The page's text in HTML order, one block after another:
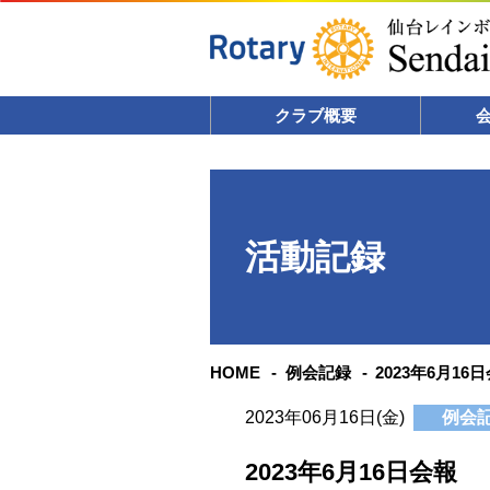
クラブ概要
活動記録
HOME 例会記録 2023年6月16日
2023年06月16日(金) 例会
2023年6月16日会報